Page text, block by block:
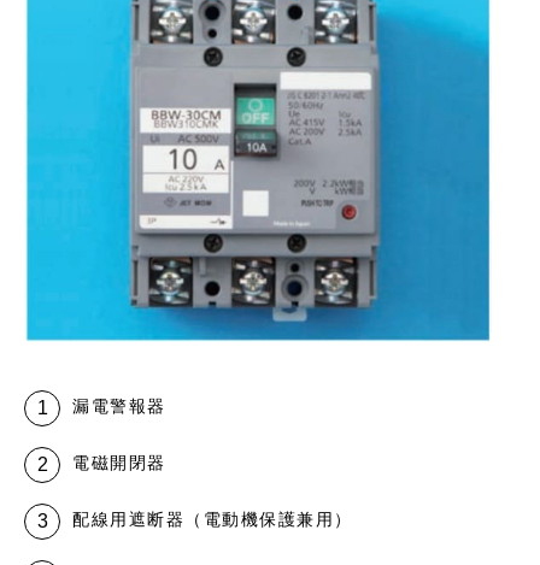
漏電警報器
電磁開閉器
配線用遮断器（電動機保護兼用）